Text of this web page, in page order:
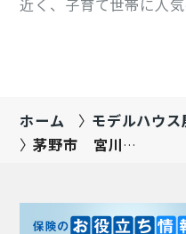
ホーム モデルハウス
茅野市 宮川9